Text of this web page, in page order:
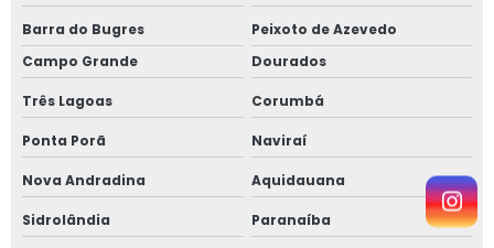
Barra do Bugres
Peixoto de Azevedo
Campo Grande
Dourados
Três Lagoas Corumbá
Ponta Porã Naviraí
Nova Andradina Aquidauana
Sidrolândia Paranaíba